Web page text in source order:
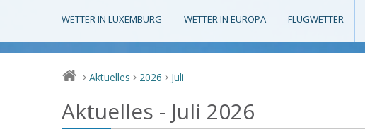
WETTER IN LUXEMBURG WETTER IN EUROPA FLUGWETTER
> Aktuelles > 2026 > Juli
Aktuelles - Juli 2026